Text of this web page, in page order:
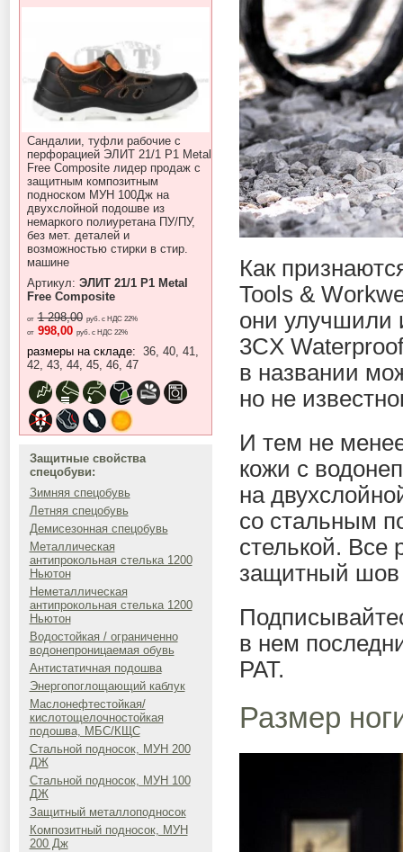
Сандалии, туфли рабочие с
перфорацией ЭЛИТ 21/1 P1 Metal
Free Composite лидер продаж с
защитным композитным
подноском МУН 100Дж на
двухслойной подошве из
немаркого полиуретана ПУ/ПУ,
без мет. деталей и
возможностью стирки в стир.
машине
Артикул: ЭЛИТ 21/1 P1 Metal
Free Composite
от 1 298,00 руб. с НДС 22%
от 998,00 руб. с НДС 22%
размеры на складе: 36, 40, 41,
42, 43, 44, 45, 46, 47
Защитные свойства
спецобуви:
Зимняя спецобувь
Летняя спецобувь
Демисезонная спецобувь
Металлическая
антипрокольная стелька 1200
Ньютон
Неметаллическая
антипрокольная стелька 1200
Ньютон
Водостойкая / ограниченно
водонепроницаемая обувь
Антистатичная подошва
Энергопоглощающий каблук
Маслонефтестойкая/
кислотощелочностойкая
подошва, МБС/КЩС
Стальной подносок, МУН 200
ДЖ
Стальной подносок, МУН 100
ДЖ
Защитный металлоподносок
Композитный подносок, МУН
200 Дж
Как
Tools &
они улучшили
3CX
в названии
но не
И тем не
кожи с
на
со стальным
стелькой.
защитный шов
в нем
РАТ.
Размер